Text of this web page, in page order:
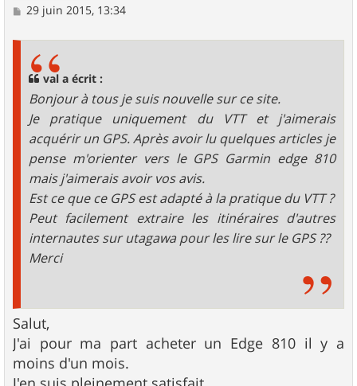
M
29 juin 2015, 13:34
val a écrit :
Bonjour à tous je suis nouvelle sur ce site.
Je pratique uniquement du VTT et j'aimerais
acquérir un GPS. Après avoir lu quelques articles je
pense m'orienter vers le GPS Garmin edge 810
mais j'aimerais avoir vos avis.
Est ce que ce GPS est adapté à la pratique du VTT ?
Peut facilement extraire les itinéraires d'autres
internautes sur utagawa pour les lire sur le GPS ??
Merci
Salut,
J'ai pour ma part acheter un Edge 810 il y a
moins d'un mois.